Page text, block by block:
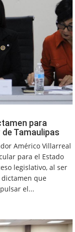
para
Tamaulipas
Américo Villarreal
para el Estado
legislativo, al ser
que
el...